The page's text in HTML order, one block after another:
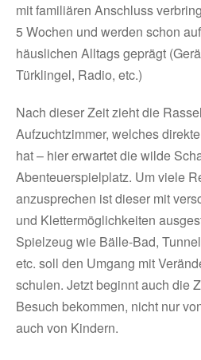
mit familiären Anschluss
5 Wochen und werden schon
häuslichen Alltags geprägt
Türklingel, Radio, etc.)
Nach dieser Zeit zieht die
Aufzuchtzimmer, welches
hat – hier erwartet die wilde
Abenteuerspielplatz. Um viele
anzusprechen ist dieser mit
und Klettermöglichkeiten
Spielzeug wie Bälle-Bad,
etc. soll den Umgang mit
schulen. Jetzt beginnt auch die
Besuch bekommen, nicht nur
auch von Kindern.